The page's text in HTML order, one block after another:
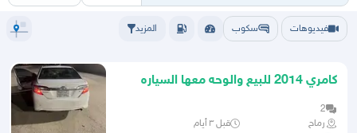
فيديوهات سكوب المزيد
كامري 2014 للبيع والوحه معها السياره
2
رماح
قبل ٣ أيام